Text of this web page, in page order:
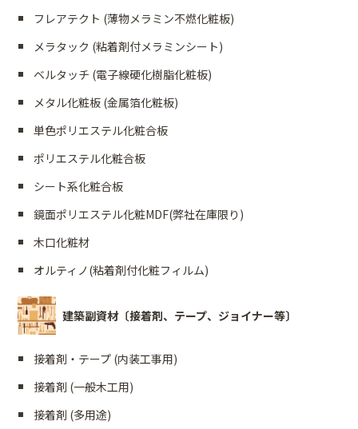
フレアテクト (薄物メラミン不燃化粧板)
メラタック (粘着剤付メラミンシート)
ベルタッチ (電子線硬化樹脂化粧板)
メタル化粧板 (金属箔化粧板)
単色ポリエステル化粧合板
ポリエステル化粧合板
シート系化粧合板
鏡面ポリエステル化粧MDF(弊社在庫限り)
木口化粧材
オルティノ(粘着剤付化粧フィルム)
建築副資材〔接着剤、テープ、ジョイナー等〕
接着剤・テープ (内装工事用)
接着剤 (一般木工用)
接着剤 (多用途)